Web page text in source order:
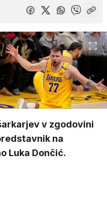
v zgodovini
na
Luka Dončić.